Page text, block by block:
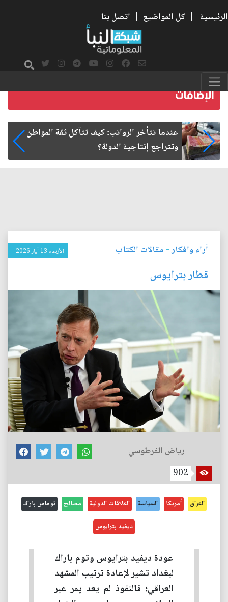
الرئيسية | كل المواضيع | اتصل بنا
صمت الطريق بعد الأربعين
آراء وافكار- مقالات الكتاب الأربعاء 13 آيار 2026
قطار بترايوس
رياض الفرطوسي
902
العراق أمريكا السياسة العلاقات الدولية مصالح توماس باراك
ديفيد بترايوس
عودة ديفيد بترايوس وتوم باراك
لبغداد تشير لإعادة ترتيب المشهد
العراقي؛ فالنفوذ لم يعد يمر عبر